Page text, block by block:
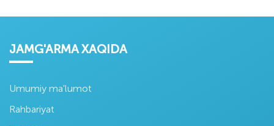
JAMG'ARMA XAQIDA
Umumiy ma'lumot
Rahbariyat